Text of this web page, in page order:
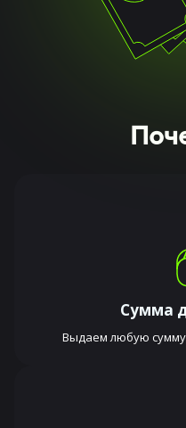
Сумма
Выдаем любую сумму